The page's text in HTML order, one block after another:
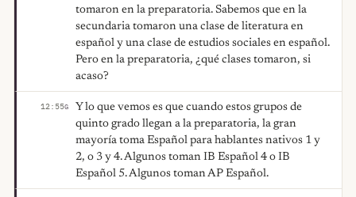
tomaron en la preparatoria. Sabemos que en la
secundaria tomaron una clase de literatura en
español y una clase de estudios sociales en español.
Pero en la preparatoria, ¿qué clases tomaron, si
acaso?
12:55G
Y lo que vemos es que cuando estos grupos de
quinto grado llegan a la preparatoria, la gran
mayoría toma Español para hablantes nativos 1 y
2, o 3 y 4. Algunos toman IB Español 4 o IB
Español 5. Algunos toman AP Español.